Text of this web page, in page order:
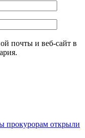
почты и веб-сайт в
прокурорам открыли